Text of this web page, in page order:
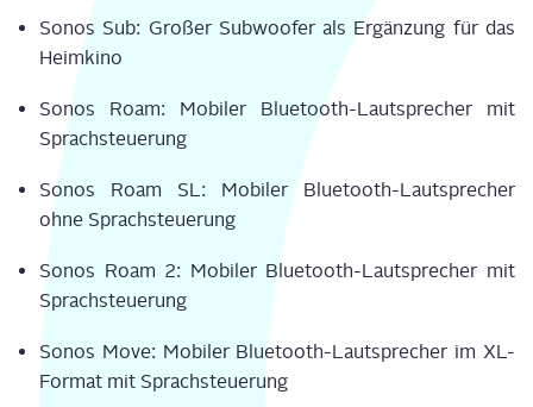
Sonos Sub: Gro­ßer Sub­woo­fer als Ergän­zung für das
Heim­ki­no
Sonos Roam: Mobi­ler Blue­tooth-Laut­spre­cher mit
Sprach­steue­rung
Sonos Roam SL: Mobi­ler Blue­tooth-Laut­spre­cher
ohne Sprach­steue­rung
Sonos Roam 2: Mobi­ler Blue­tooth-Laut­spre­cher mit
Sprach­steue­rung
Sonos Move: Mobi­ler Blue­tooth-Laut­spre­cher im XL-
For­mat mit Sprach­steue­rung